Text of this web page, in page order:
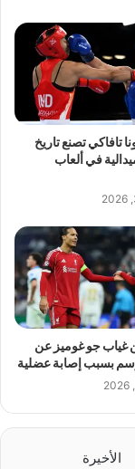
تافاكي تصنع تاريخ
في ألعاب
غياب جو غوميز عن
بسبب إصابة عضلية
الأخيرة